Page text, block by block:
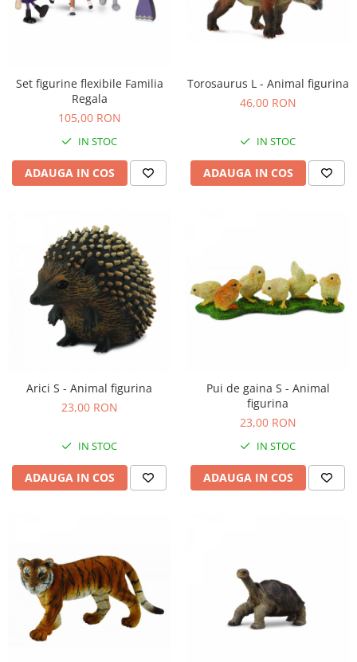
Set figurine flexibile Familia
Regala
105,00 RON
IN STOC
ADAUGA IN COS
Torosaurus L - Animal figurina
46,00 RON
IN STOC
ADAUGA IN COS
Arici S - Animal figurina
23,00 RON
IN STOC
ADAUGA IN COS
Pui de gaina S - Animal
figurina
23,00 RON
IN STOC
ADAUGA IN COS